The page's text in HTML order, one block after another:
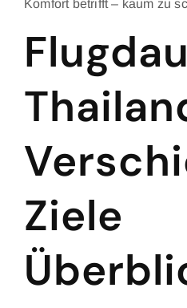
Komfort betrifft – kaum zu